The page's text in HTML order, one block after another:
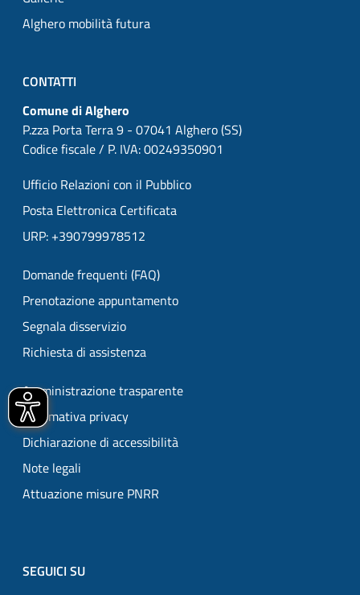
Alghero mobilità futura
CONTATTI
Comune di Alghero
P.zza Porta Terra 9 - 07041 Alghero (SS)
Codice fiscale / P. IVA: 00249350901
Ufficio Relazioni con il Pubblico
Posta Elettronica Certificata
URP: +390799978512
Domande frequenti (FAQ)
Prenotazione appuntamento
Segnala disservizio
Richiesta di assistenza
Amministrazione trasparente
Informativa privacy
Dichiarazione di accessibilità
Note legali
Attuazione misure PNRR
SEGUICI SU